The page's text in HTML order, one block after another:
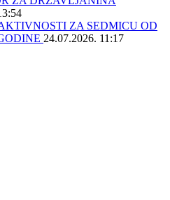
ZA SEDMICU OD
24.07.2026. 11:17